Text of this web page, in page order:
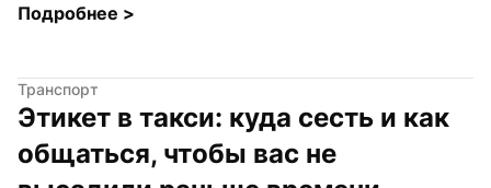
Подробнее >
Транспорт
Этикет в такси: куда сесть и как
общаться, чтобы вас не